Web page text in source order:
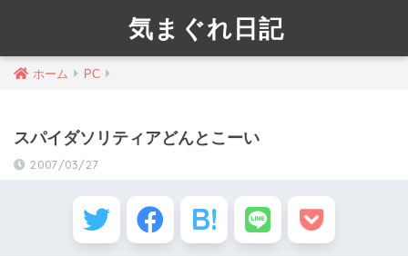
気まぐれ日記
ホーム PC
スパイダソリティアどんとこーい
2007/03/27